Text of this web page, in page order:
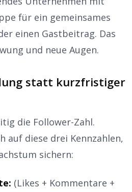
für ein gemeinsames
einen Gastbeitrag. Das
und neue Augen.
statt kurzfristiger
die Follower-Zahl.
auf diese drei Kennzahlen,
sichern:
(Likes + Kommentare +